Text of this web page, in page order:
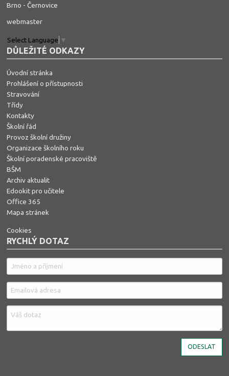
Brno - Černovice
webmaster
Select Language ▼
DŮLEŽITÉ ODKAZY
Úvodní stránka
Prohlášení o přístupnosti
Stravování
Třídy
Kontakty
Školní řád
Provoz školní družiny
Organizace školního roku
Školní poradenské pracoviště
BŠM
Archiv aktualit
Edookit pro učitele
Office 365
Mapa stránek
Cookies
RYCHLÝ DOTAZ